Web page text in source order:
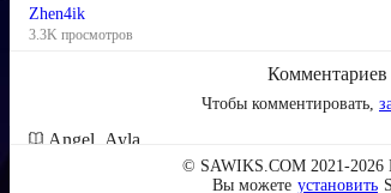
Angel_Ayla
Zhen4ik
3.3K просмотров
Комментариев
Чтобы комментировать,
© SAWIKS.COM 2021-2026
Вы можете установить